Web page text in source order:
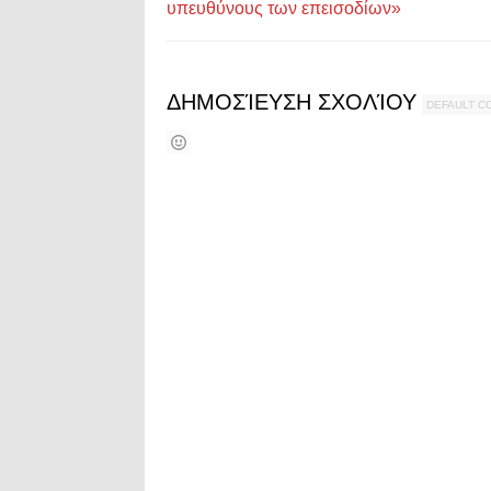
υπευθύνους των επεισοδίων»
ΔΗΜΟΣΊΕΥΣΗ ΣΧΟΛΊΟΥ DEFAULT